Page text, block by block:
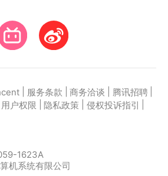
服务条款 商务洽谈 腾讯招聘
用户权限 隐私政策 侵权投诉指引
1623A
机系统有限公司